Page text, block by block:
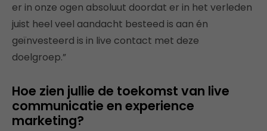
er in onze ogen absoluut doordat er in het verleden
juist heel veel aandacht besteed is aan én
geïnvesteerd is in live contact met deze
doelgroep.”
Hoe zien jullie de toekomst van live
communicatie en experience
marketing?